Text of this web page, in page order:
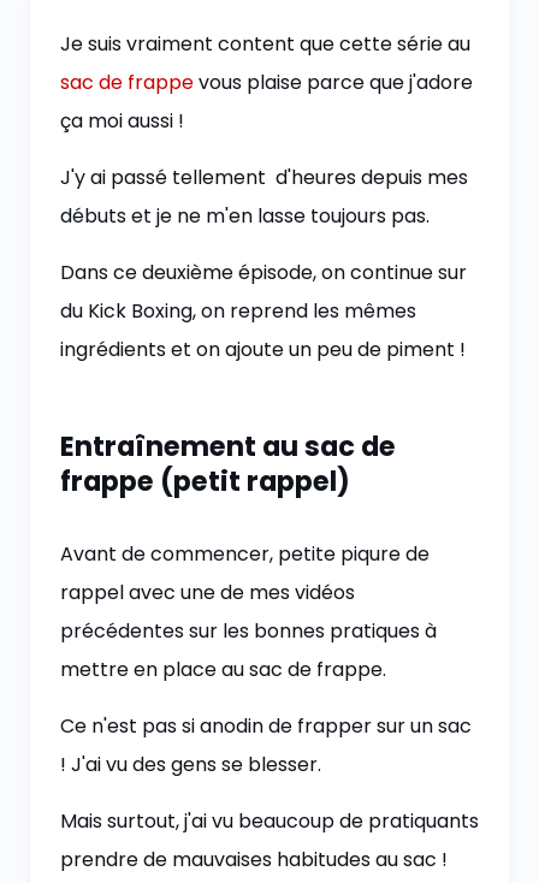
Je suis vraiment content que cette série au
sac de frappevous plaise parce que j'adore
ça moi aussi !
J'y ai passé tellement d'heures depuis mes
débuts et je ne m'en lasse toujours pas.
Dans ce deuxième épisode, on continue sur
du Kick Boxing, on reprend les mêmes
ingrédients et on ajoute un peu de piment !
Entraînement au sac de
frappe (petit rappel)
Avant de commencer, petite piqure de
rappel avec une de mes vidéos
précédentes sur les bonnes pratiques à
mettre en place au sac de frappe.
Ce n'est pas si anodin de frapper sur un sac
! J'ai vu des gens se blesser.
Mais surtout, j'ai vu beaucoup de pratiquants
prendre de mauvaises habitudes au sac !